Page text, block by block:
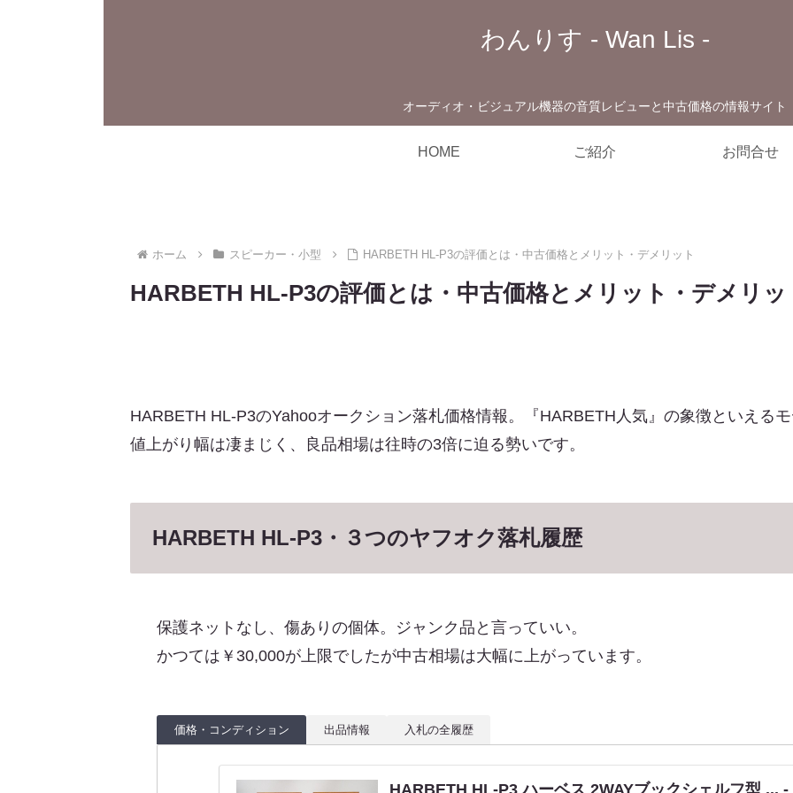
わんりす - Wan Lis -
オーディオ・ビジュアル機器の音質レビューと中古価格の情報サイト
HOME ご紹介 お問合せ
ホーム スピーカー・小型 HARBETH HL-P3の評価とは・中古価格とメリット・デメリット
HARBETH HL-P3の評価とは・中古価格とメリット・デメリッ
HARBETH HL-P3のYahooオークション落札価格情報。『HARBETH人気』の象徴といえるモ
値上がり幅は凄まじく、良品相場は往時の3倍に迫る勢いです。
HARBETH HL-P3・３つのヤフオク落札履歴
保護ネットなし、傷ありの個体。ジャンク品と言っていい。
かつては￥30,000が上限でしたが中古相場は大幅に上がっています。
価格・コンディション 出品情報 入札の全履歴